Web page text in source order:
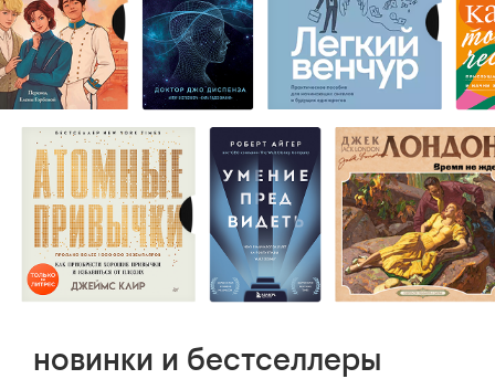
новинки и бестселлеры